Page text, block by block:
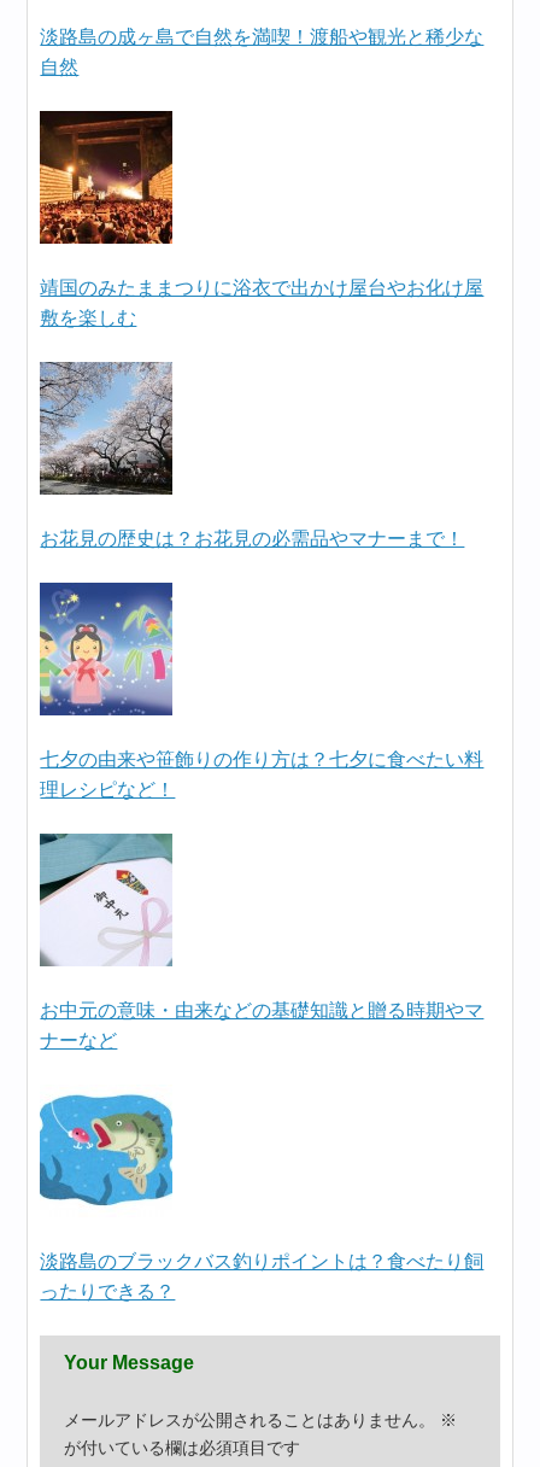
淡路島の成ヶ島で自然を満喫！渡船や観光と稀少な
自然
靖国のみたままつりに浴衣で出かけ屋台やお化け屋
敷を楽しむ
お花見の歴史は？お花見の必需品やマナーまで！
七夕の由来や笹飾りの作り方は？七夕に食べたい料
理レシピなど！
お中元の意味・由来などの基礎知識と贈る時期やマ
ナーなど
淡路島のブラックバス釣りポイントは？食べたり飼
ったりできる？
Your Message
メールアドレスが公開されることはありません。
※
が付いている欄は必須項目です